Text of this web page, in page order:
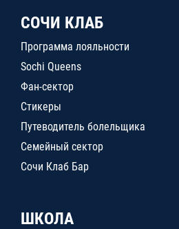
СОЧИ КЛАБ
Программа лояльности
Sochi Queens
Фан-сектор
Стикеры
Путеводитель болельщика
Семейный сектор
Сочи Клаб Бар
ШКОЛА